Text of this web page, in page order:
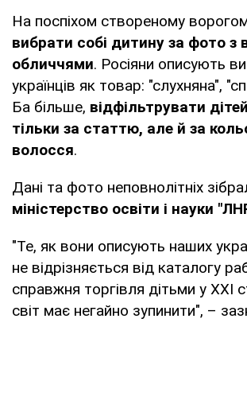
На поспіхом створеному
вибрати собі дитину за фото з
обличчями. Росіяни описують
українців як товар: "слухняна",
Ба більше, відфільтрувати
тільки за статтю, але й за
волосся.
Дані та фото неповнолітніх
міністерство освіти і науки
"Те, як вони описують наших
не відрізняється від каталогу
справжня торгівля дітьми у XXI
світ має негайно зупинити", –